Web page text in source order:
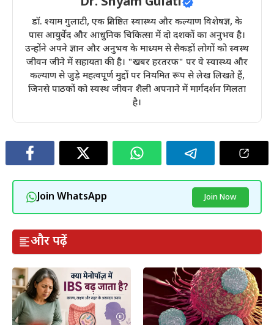
डॉ. श्याम गुलाटी, एक प्रतिष्ठित स्वास्थ्य और कल्याण विशेषज्ञ, के
पास आयुर्वेद और आधुनिक चिकित्सा में दो दशकों का अनुभव है।
उन्होंने अपने ज्ञान और अनुभव के माध्यम से सैकड़ों लोगों को स्वस्थ
जीवन जीने में सहायता की है। "खबर हरतरफ" पर वे स्वास्थ्य और
कल्याण से जुड़े महत्वपूर्ण मुद्दों पर नियमित रूप से लेख लिखते हैं,
जिनसे पाठकों को स्वस्थ जीवन शैली अपनाने में मार्गदर्शन मिलता
है।
Join WhatsApp Join Now
और पढ़ें